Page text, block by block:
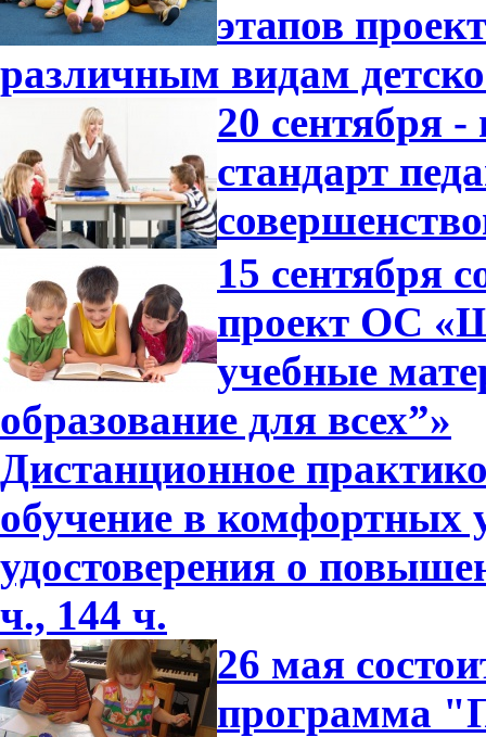
этапов
различным видам
20 сентября
стандарт
15 сентября
проект ОС
учебные
образование для всех”»
Дистанционное
обучение в комфортных
удостоверения о
ч., 144 ч.
26 мая
программа